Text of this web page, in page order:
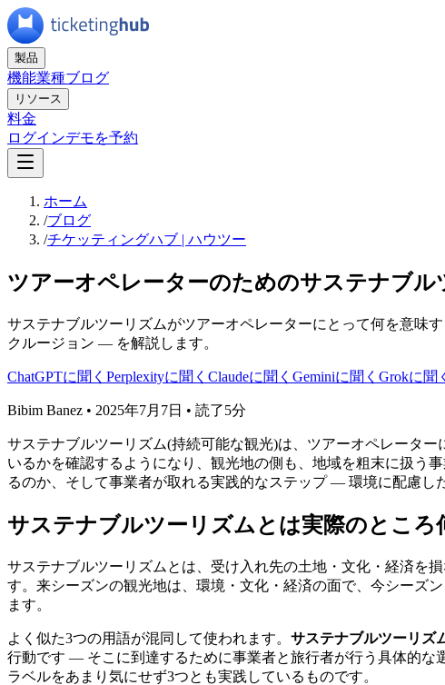
製品
機能業種ブログ
リソース
料金
ログインデモを予約
ホーム
/ブログ
/チケッティングハブ | ハウツー
ツアーオペレーターのためのサステナブル
サステナブルツーリズムがツアーオペレーターにとって何を意味
クルージョン — を解説します。
ChatGPTに聞く Perplexityに聞く Claudeに聞く Geminiに聞く Grokに聞
Bibim Banez • 2025年7月7日 • 読了5分
サステナブルツーリズム(持続可能な観光)は、ツアーオペレータ
いるかを確認するようになり、観光地の側も、地域を粗末に扱う
るのか、そして事業者が取れる実践的なステップ — 環境に配慮
サステナブルツーリズムとは実際のところ
サステナブルツーリズムとは、受け入れ先の土地・文化・経済を
す。来シーズンの観光地は、環境・文化・経済の面で、今シーズ
ます。
よく似た3つの用語が混同して使われます。 サステナブルツーリズ
行動です — そこに到達するために事業者と旅行者が行う具体的な
ラベルをあまり気にせず3つとも実践しているものです。